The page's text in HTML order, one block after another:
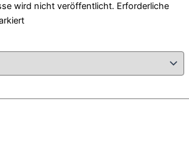
wird nicht veröffentlicht. Erforderliche